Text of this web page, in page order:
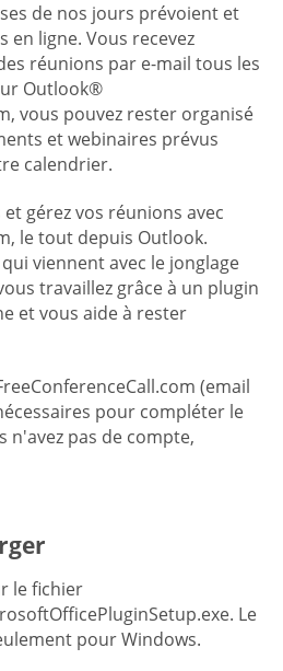
de nos jours prévoient et
en ligne. Vous recevez
réunions par e-mail tous les
Outlook®
vous pouvez rester organisé
et webinaires prévus
calendrier.
gérez vos réunions avec
le tout depuis Outlook.
viennent avec le jonglage
travaillez grâce à un plugin
et vous aide à rester
(email
pour compléter le
n'avez pas de compte,
le fichier
Le
pour Windows.